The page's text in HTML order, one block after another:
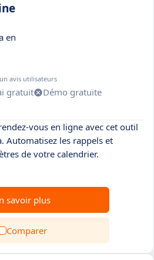
en
avis utilisateurs
gratuit
Démo gratuite
vous en ligne avec cet outil
Automatisez les rappels et
de votre calendrier.
savoir plus
Comparer